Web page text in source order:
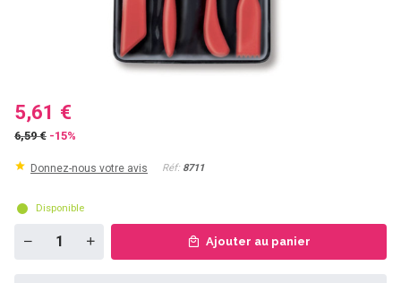
5,61 €
6,59 € -15%
Donnez-nous votre avis Réf: 8711
Disponible
Ajouter au panier